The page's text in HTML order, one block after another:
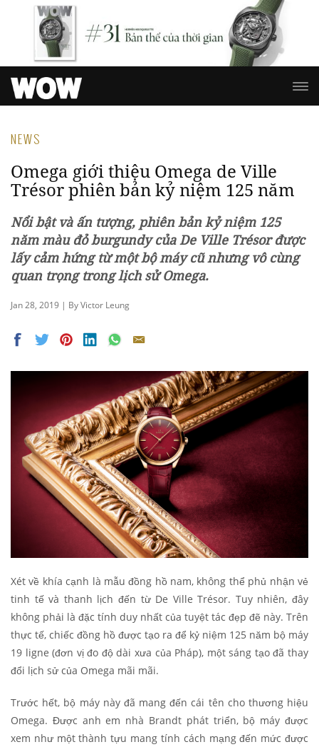
NEWS
Omega giới thiệu Omega de Ville
Trésor phiên bản kỷ niệm 125 năm
Nổi bật và ấn tượng, phiên bản kỷ niệm 125
năm màu đỏ burgundy của De Ville Trésor được
lấy cảm hứng từ một bộ máy cũ nhưng vô cùng
quan trọng trong lịch sử Omega.
Jan 28, 2019 | By Victor Leung
Xét về khía cạnh là mẫu đồng hồ nam, không thể phủ nhận vẻ
tinh tế và thanh lịch đến từ De Ville Trésor. Tuy nhiên, đây
không phải là đặc tính duy nhất của tuyệt tác đẹp đẽ này. Trên
thực tế, chiếc đồng hồ được tạo ra để kỷ niệm 125 năm bộ máy
19 ligne (đơn vị đo độ dài xưa của Pháp), một sáng tạo đã thay
đổi lịch sử của Omega mãi mãi.
Trước hết, bộ máy này đã mang đến cái tên cho thương hiệu
Omega. Được anh em nhà Brandt phát triển, bộ máy được
xem như một thành tựu mang tính cách mạng đến mức được